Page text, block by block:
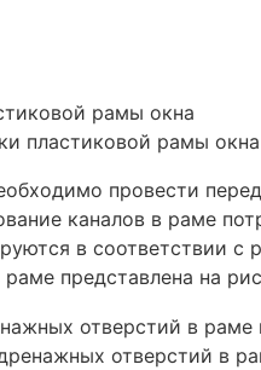
пластиковой рамы окна
провести
каналов в раме
в соответствии с
представлена на
отверстий в